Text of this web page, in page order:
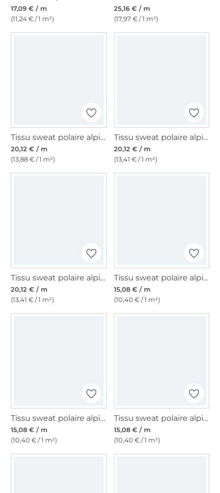
17,09 € / m
(11,24 € / 1 m²)
25,16 € / m
(17,97 € / 1 m²)
Tissu sweat polaire alpine Graffiti Art, multicolore
20,12 € / m
(13,88 € / 1 m²)
Tissu sweat polaire alpine Cool Girls, beige
20,12 € / m
(13,41 € / 1 m²)
Tissu sweat polaire alpine Little Owl, bleu denim
20,12 € / m
(13,41 € / 1 m²)
Tissu sweat polaire alpine, lie de vin
15,08 € / m
(10,40 € / 1 m²)
Tissu sweat polaire alpine, gris chiné
15,08 € / m
(10,40 € / 1 m²)
Tissu sweat polaire alpine, vert bouteille
15,08 € / m
(10,40 € / 1 m²)